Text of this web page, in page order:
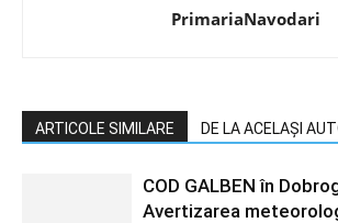
PrimariaNavodari
ARTICOLE SIMILARE DE LA ACELAȘI
COD GALBEN în
Avertizarea